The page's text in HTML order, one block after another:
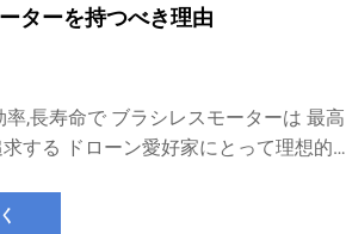
ターを持つべき理由
率,長寿命で ブラシレスモーターは 最高
する ドローン愛好家にとって理想的な